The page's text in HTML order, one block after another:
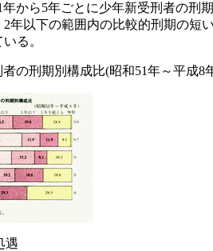
年から5年ごとに少年新受刑者の刑
年以下の範囲内の比較的刑期の短
る。
の刑期別構成比(昭和51年～平成8
遇